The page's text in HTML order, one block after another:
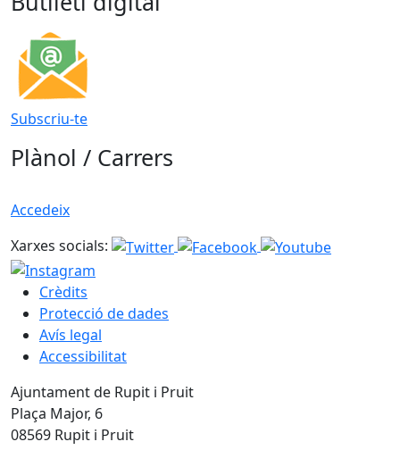
Subscriu-te
Plànol / Carrers
Accedeix
Xarxes socials:
Crèdits
Protecció de dades
Avís legal
Accessibilitat
Ajuntament de Rupit i Pruit
Plaça Major, 6
08569 Rupit i Pruit